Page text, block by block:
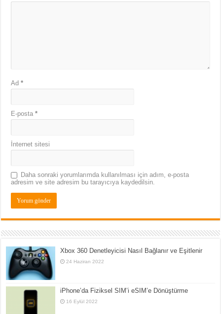
Ad*
E-posta*
İnternet sitesi
Daha sonraki yorumlarımda kullanılması için adım, e-posta
adresim ve site adresim bu tarayıcıya kaydedilsin.
Xbox 360 Denetleyicisi Nasıl Bağlanır ve Eşitlenir
24 Haziran 2022
iPhone’da Fiziksel SIM’i eSIM’e Dönüştürme
16 Eylül 2022